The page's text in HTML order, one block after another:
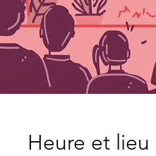
Heure et lieu